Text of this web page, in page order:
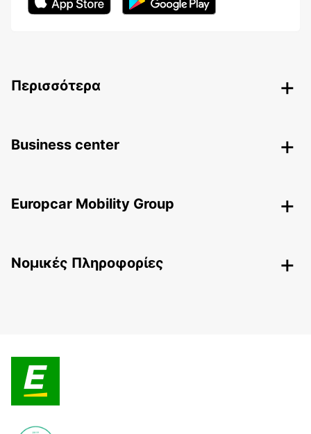
Περισσότερα
Business center
Europcar Mobility Group
Nομικές Πληροφορίες